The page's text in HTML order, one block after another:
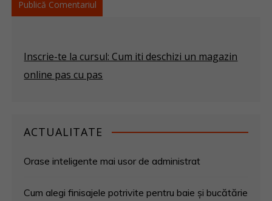
Inscrie-te la cursul: Cum iti deschizi un magazin
online pas cu pas
ACTUALITATE
Orase inteligente mai usor de administrat
Cum alegi finisajele potrivite pentru baie și bucătărie